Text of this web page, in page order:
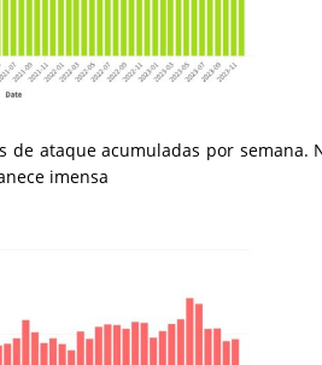
de ataque acumuladas por semana.
imensa